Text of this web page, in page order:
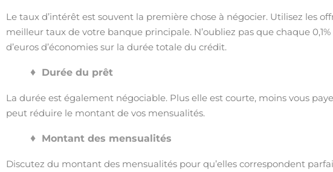
Le taux d’intérêt est souvent la première chose à négocier. Utilisez les
meilleur taux de votre banque principale. N’oubliez pas que chaque
d’euros d’économies sur la durée totale du crédit.
Durée du prêt
La durée est également négociable. Plus elle est courte, moins vous
peut réduire le montant de vos mensualités.
Montant des mensualités
Discutez du montant des mensualités pour qu’elles correspondent